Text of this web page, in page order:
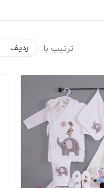
ترتیب با: ردیف